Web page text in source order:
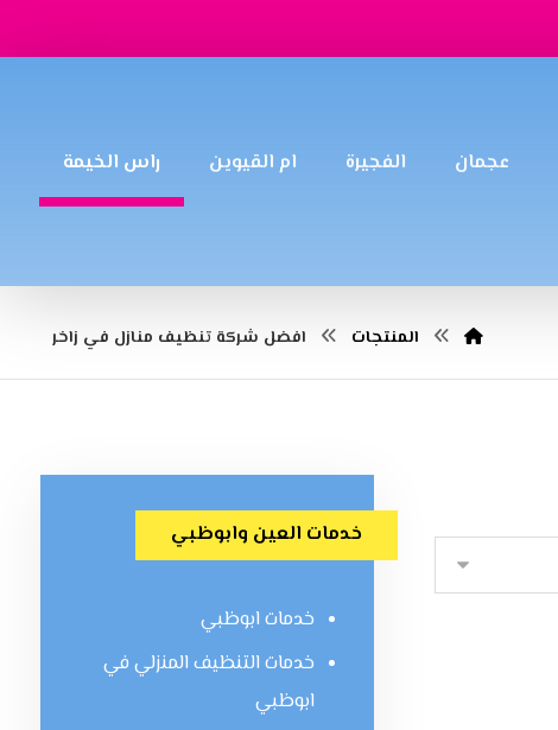
عجمان الفجيرة ام القيوين راس الخيمة
المنتجات افضل شركة تنظيف منازل في زاخر
خدمات العين وابوظبي
خدمات ابوظبي
خدمات التنظيف المنزلي في
ابوظبي